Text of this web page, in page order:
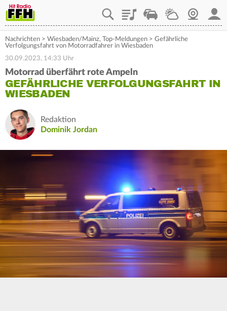
PlaylistStaupilotWetterWebcam
Nachrichten > Wiesbaden/Mainz, Top-Meldungen > Gefährliche
Verfolgungsfahrt von Motorradfahrer in Wiesbaden
30.09.2023, 14:33 Uhr
Motorrad überfährt rote Ampeln
GEFÄHRLICHE VERFOLGUNGSFAHRT IN
WIESBADEN
Redaktion
Dominik Jordan